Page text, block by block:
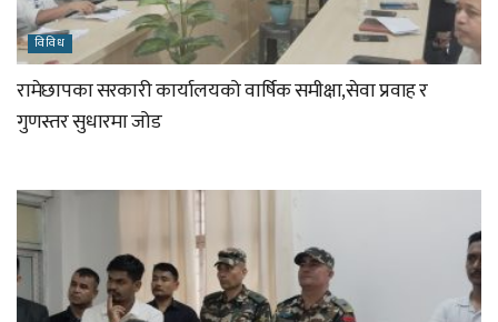
विविध
रामेछापका सरकारी कार्यालयको वार्षिक समीक्षा,सेवा प्रवाह र
गुणस्तर सुधारमा जोड